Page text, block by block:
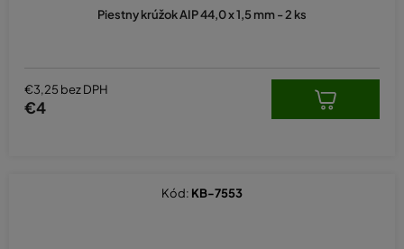
Piestny krúžok AIP 44,0 x 1,5 mm - 2 ks
€3,25 bez DPH
€4
Kód: KB-7553